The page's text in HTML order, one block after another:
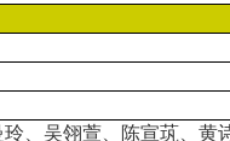
、吴翎萱、陈宣茿、黄